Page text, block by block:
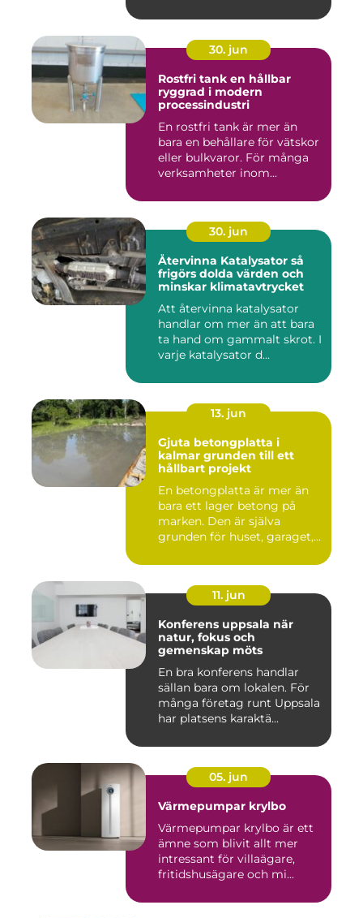
30. jun
Rostfri tank en hållbar
ryggrad i modern
processindustri
En rostfri tank är mer än
bara en behållare för vätskor
eller bulkvaror. För många
verksamheter inom...
30. jun
Återvinna Katalysator så
frigörs dolda värden och
minskar klimatavtrycket
Att återvinna katalysator
handlar om mer än att bara
ta hand om gammalt skrot. I
varje katalysator d...
13. jun
Gjuta betongplatta i
kalmar grunden till ett
hållbart projekt
En betongplatta är mer än
bara ett lager betong på
marken. Den är själva
grunden för huset, garaget,...
11. jun
Konferens uppsala när
natur, fokus och
gemenskap möts
En bra konferens handlar
sällan bara om lokalen. För
många företag runt Uppsala
har platsens karaktä...
05. jun
Värmepumpar krylbo
Värmepumpar krylbo är ett
ämne som blivit allt mer
intressant för villaägare,
fritidshusägare och mi...